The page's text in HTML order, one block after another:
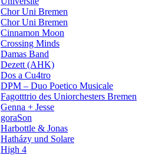
Chor Uni Bremen
Chor Uni Bremen
Cinnamon Moon
Crossing Minds
Damas Band
Dezett (AHK)
Dos a Cu4tro
DPM – Duo Poetico Musicale
Fagotttrio des Uniorchesters Bremen
Genna + Jesse
goraSon
Harbottle & Jonas
Hatházy und Solare
High 4